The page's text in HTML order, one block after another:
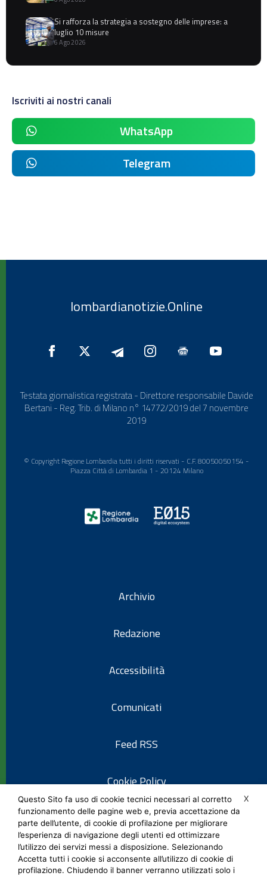
Si rafforza la strategia a sostegno delle imprese: a
luglio 10 misure
6 Ago 2026
Iscriviti ai nostri canali
WhatsApp
Telegram
lombardianotizie.Online
Testata giornalistica registrata - Direttore responsabile Davide
Bertani - Reg. Trib. di Milano n° 14772/2019 del 7 novembre
2019
© Copyright Regione Lombardia tutti i diritti riservati - C.F. 80050050154 -
Piazza Città di Lombardia 1 - 20124 Milano
Archivio
Redazione
Accessibilità
Comunicati
Feed RSS
Cookie Policy
Informativa privacy
Note legali
X
Questo Sito fa uso di cookie tecnici necessari al corretto
funzionamento delle pagine web e, previa accettazione da
parte dell’utente, di cookie di profilazione per migliorare
l’esperienza di navigazione degli utenti ed ottimizzare
l’utilizzo dei servizi messi a disposizione. Selezionando
Accetta tutti i cookie si acconsente all’utilizzo di cookie di
profilazione. Chiudendo il banner verranno utilizzati solo i